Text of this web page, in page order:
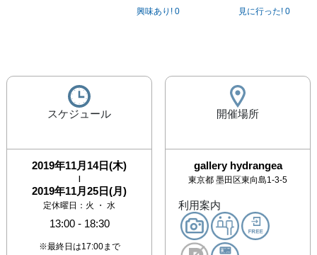
興味あり! 0 見に行った! 0
スケジュール
2019年11月14日(木)
|
2019年11月25日(月)
定休曜日：火 ・ 水
13:00- 18:30
※最終日は17:00まで
開催場所
gallery hydrangea
東京都 墨田区東向島1-3-5
利用案内